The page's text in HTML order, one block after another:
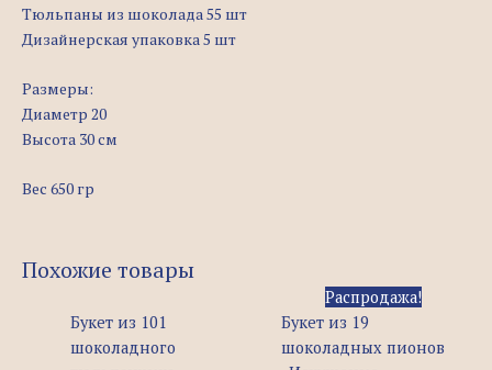
Тюльпаны из шоколада 55 шт
Дизайнерская упаковка 5 шт
Размеры:
Диаметр 20
Высота 30 см
Вес 650 гр
Похожие товары
Букет из 101
шоколадного
Распродажа!
Букет из 19
шоколадных пионов
цена
составляла